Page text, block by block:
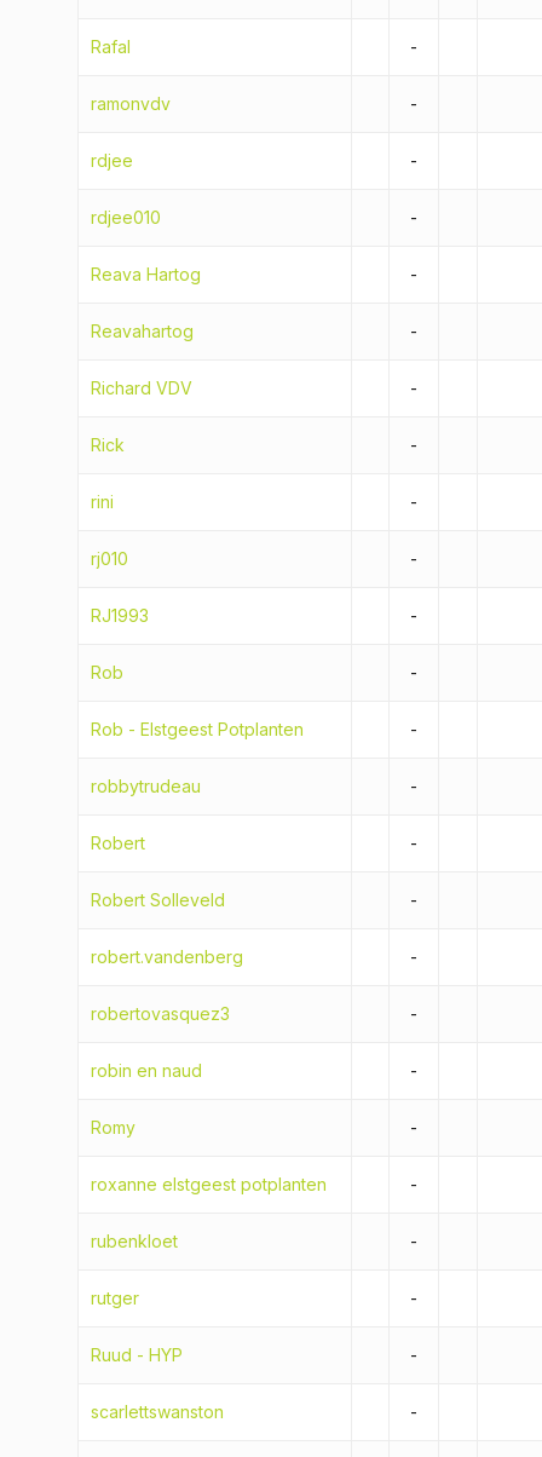
Rafal -
ramonvdv -
rdjee -
rdjee010 -
Reava Hartog -
Reavahartog -
Richard VDV -
Rick -
rini -
rj010 -
RJ1993 -
Rob -
Rob - Elstgeest Potplanten -
robbytrudeau -
Robert -
Robert Solleveld -
robert.vandenberg -
robertovasquez3 -
robin en naud -
Romy -
roxanne elstgeest potplanten -
rubenkloet -
rutger -
Ruud - HYP -
scarlettswanston -